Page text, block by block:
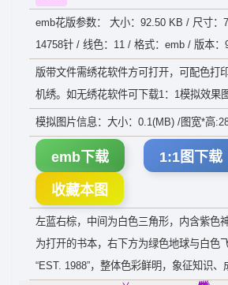
emb花版参数： 大小：92.50 KB / 尺寸：
14758针 / 线色：11 / 格式：emb / 版本：
版带文件需绣花软件方可打开，可配色打
机绣。如无绣花软件可下载1：1模拟效果图
模拟图片信息：大小：0.1(MB) /图宽*高
emb下载 1:1图下载
收藏本图
左蓝右棕，中间为白色三角形，内含紫色
为打开的书本，右下方为绿色地球与白色
“EST. 1988”，整体色彩鲜明，象征知识、